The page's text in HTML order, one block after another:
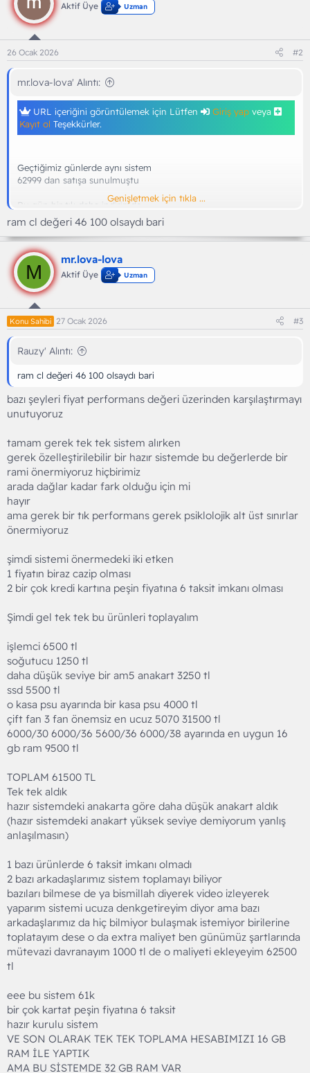
Aktif Üye Uzman
26 Ocak 2026 #2
mr.lova-lova' Alıntı:
URL içeriğini görüntülemek için Lütfen Giriş yap veya
Kayıt ol Teşekkürler.
Geçtiğimiz günlerde aynı sistem
62999 dan satışa sunulmuştu
Bu gün bir tık daha indirimde
Bileşenleri tek tek alsanız
Avantajlı
Hazır sistem olarak almaya calişsaniz
Şu an için 32 GB ramli olarak bu fiyata yok
Evet şu an için bütçe dar ise 16 GB da iş görür ve kampanyada 16
GB versiyonunu
60k altına bulabilirsiniz
Sitedeki kredi kartlarına taksit imkanları ile
Genişletmek için tıkla ...
ram cl değeri 46 100 olsaydı bari
M
mr.lova-lova
Aktif Üye Uzman
Konu Sahibi 27 Ocak 2026 #3
Rauzy' Alıntı:
ram cl değeri 46 100 olsaydı bari
bazı şeyleri fiyat performans değeri üzerinden karşılaştırmayı
unutuyoruz
tamam gerek tek tek sistem alırken
gerek özelleştirilebilir bir hazır sistemde bu değerlerde bir
rami önermiyoruz hiçbirimiz
arada dağlar kadar fark olduğu için mi
hayır
ama gerek bir tık performans gerek psiklolojik alt üst sınırlar
önermiyoruz
şimdi sistemi önermedeki iki etken
1 fiyatın biraz cazip olması
2 bir çok kredi kartına peşin fiyatına 6 taksit imkanı olması
Şimdi gel tek tek bu ürünleri toplayalım
işlemci 6500 tl
soğutucu 1250 tl
daha düşük seviye bir am5 anakart 3250 tl
ssd 5500 tl
o kasa psu ayarında bir kasa psu 4000 tl
çift fan 3 fan önemsiz en ucuz 5070 31500 tl
6000/30 6000/36 5600/36 6000/38 ayarında en uygun 16
gb ram 9500 tl
TOPLAM 61500 TL
Tek tek aldık
hazır sistemdeki anakarta göre daha düşük anakart aldık
(hazır sistemdeki anakart yüksek seviye demiyorum yanlış
anlaşılmasın)
1 bazı ürünlerde 6 taksit imkanı olmadı
2 bazı arkadaşlarımız sistem toplamayı biliyor
bazıları bilmese de ya bismillah diyerek video izleyerek
yaparım sistemi ucuza denkgetireyim diyor ama bazı
arkadaşlarımız da hiç bilmiyor bulaşmak istemiyor birilerine
toplatayım dese o da extra maliyet ben günümüz şartlarında
mütevazi davranayım 1000 tl de o maliyeti ekleyeyim 62500
tl
eee bu sistem 61k
bir çok kartat peşin fiyatına 6 taksit
hazır kurulu sistem
VE SON OLARAK TEK TEK TOPLAMA HESABIMIZI 16 GB
RAM İLE YAPTIK
AMA BU SİSTEMDE 32 GB RAM VAR